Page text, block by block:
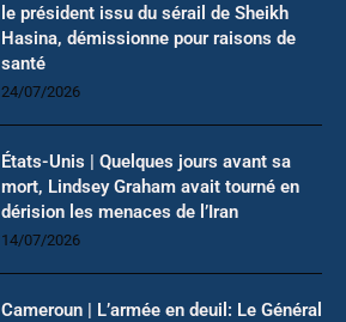
le président issu du sérail de Sheikh
Hasina, démissionne pour raisons de
santé
24/07/2026
États-Unis | Quelques jours avant sa
mort, Lindsey Graham avait tourné en
dérision les menaces de l’Iran
14/07/2026
Cameroun | L’armée en deuil: Le Général